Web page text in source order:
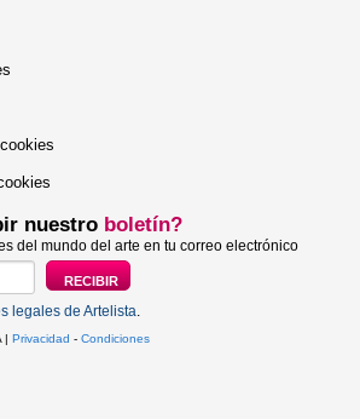
nuestro boletín?
del mundo del arte en tu correo electrónico
legales de Artelista.
| Privacidad - Condiciones